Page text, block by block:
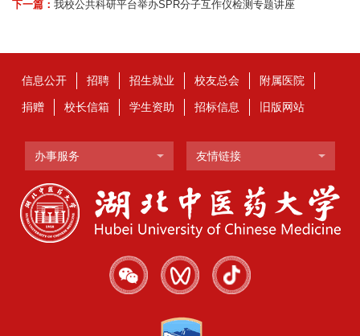
下一篇： 我校公共科研平台举办SPR分子互作仪检测专题讲座
信息公开 招聘 招生就业 校友总会 附属医院
捐赠 校长信箱 学生资助 招标信息 旧版网站
办事服务 友情链接